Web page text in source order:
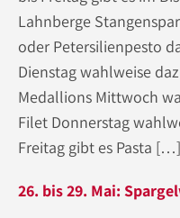
Lahnberge
oder Petersilienpesto
Dienstag wahlweise
Medallions Mittwoch
Filet Donnerstag
Freitag gibt es Pasta […]
26. bis 29. Mai: